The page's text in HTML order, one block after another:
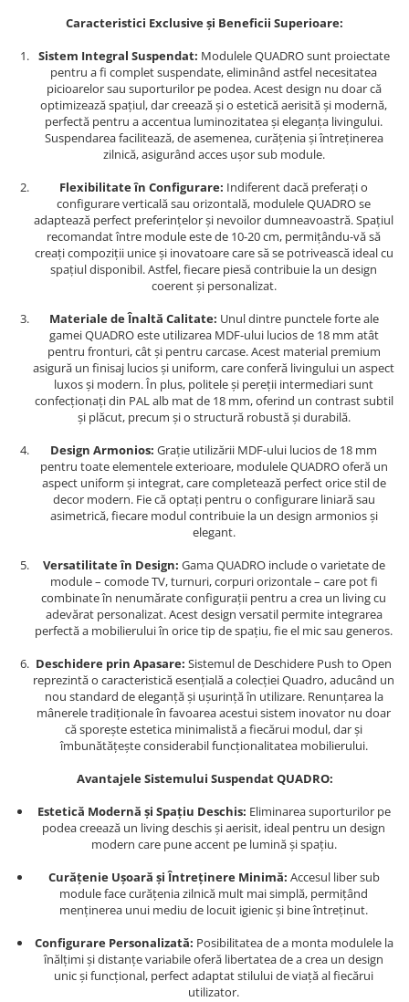
Caracteristici Exclusive și Beneficii Superioare:
Sistem Integral Suspendat: Modulele QUADRO sunt proiectate
pentru a fi complet suspendate, eliminând astfel necesitatea
picioarelor sau suporturilor pe podea. Acest design nu doar că
optimizează spațiul, dar creează și o estetică aerisită și modernă,
perfectă pentru a accentua luminozitatea și eleganța livingului.
Suspendarea facilitează, de asemenea, curățenia și întreținerea
zilnică, asigurând acces ușor sub module.
Flexibilitate în Configurare: Indiferent dacă preferați o
configurare verticală sau orizontală, modulele QUADRO se
adaptează perfect preferințelor și nevoilor dumneavoastră. Spațiul
recomandat între module este de 10-20 cm, permițându-vă să
creați compoziții unice și inovatoare care să se potrivească ideal cu
spațiul disponibil. Astfel, fiecare piesă contribuie la un design
coerent și personalizat.
Materiale de Înaltă Calitate: Unul dintre punctele forte ale
gamei QUADRO este utilizarea MDF-ului lucios de 18 mm atât
pentru fronturi, cât și pentru carcase. Acest material premium
asigură un finisaj lucios și uniform, care conferă livingului un aspect
luxos și modern. În plus, politele și pereții intermediari sunt
confecționați din PAL alb mat de 18 mm, oferind un contrast subtil
și plăcut, precum și o structură robustă și durabilă.
Design Armonios: Grație utilizării MDF-ului lucios de 18 mm
pentru toate elementele exterioare, modulele QUADRO oferă un
aspect uniform și integrat, care completează perfect orice stil de
decor modern. Fie că optați pentru o configurare liniară sau
asimetrică, fiecare modul contribuie la un design armonios și
elegant.
Versatilitate în Design: Gama QUADRO include o varietate de
module – comode TV, turnuri, corpuri orizontale – care pot fi
combinate în nenumărate configurații pentru a crea un living cu
adevărat personalizat. Acest design versatil permite integrarea
perfectă a mobilierului în orice tip de spațiu, fie el mic sau generos.
Deschidere prin Apasare: Sistemul de Deschidere Push to Open
reprezintă o caracteristică esențială a colecției Quadro, aducând un
nou standard de eleganță și ușurință în utilizare. Renunțarea la
mânerele tradiționale în favoarea acestui sistem inovator nu doar
că sporește estetica minimalistă a fiecărui modul, dar și
îmbunătățește considerabil funcționalitatea mobilierului.
Avantajele Sistemului Suspendat QUADRO:
Estetică Modernă și Spațiu Deschis: Eliminarea suporturilor pe
podea creează un living deschis și aerisit, ideal pentru un design
modern care pune accent pe lumină și spațiu.
Curățenie Ușoară și Întreținere Minimă: Accesul liber sub
module face curățenia zilnică mult mai simplă, permițând
menținerea unui mediu de locuit igienic și bine întreținut.
Configurare Personalizată: Posibilitatea de a monta modulele la
înălțimi și distanțe variabile oferă libertatea de a crea un design
unic și funcțional, perfect adaptat stilului de viață al fiecărui
utilizator.